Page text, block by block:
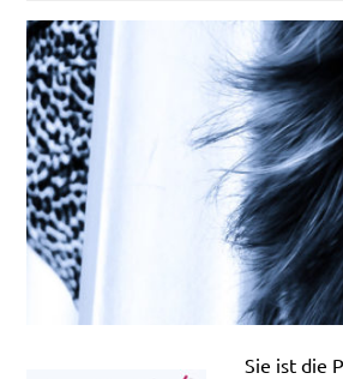
Sie ist die